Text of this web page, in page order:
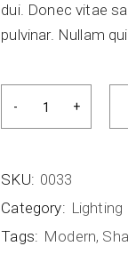
dui. Donec vitae
pulvinar. Nullam
SKU: 0033
Category: Lighting
Tags: Modern,